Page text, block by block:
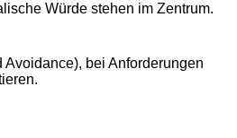
Würde stehen im Zentrum.
bei Anforderungen